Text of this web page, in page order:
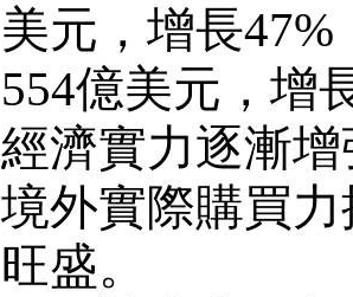
美元，增長47%
554億美元，增
經濟實力逐漸
境外實際購買
旺盛。